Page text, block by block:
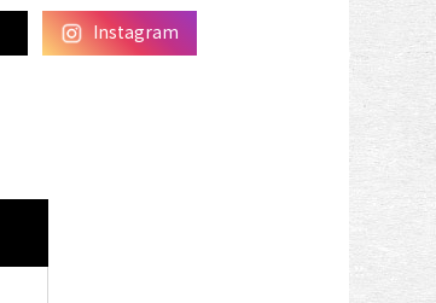
Instagram